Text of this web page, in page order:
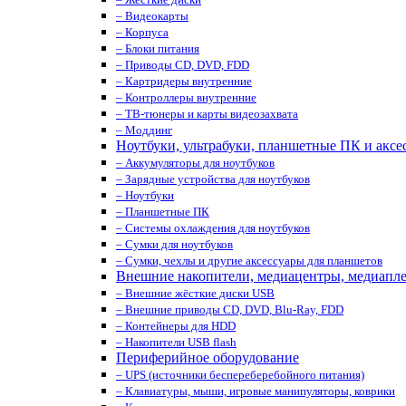
– Видеокарты
– Корпуса
– Блоки питания
– Приводы CD, DVD, FDD
– Картридеры внутренние
– Контроллеры внутренние
– ТВ-тюнеры и карты видеозахвата
– Моддинг
Ноутбуки, ультрабуки, планшетные ПК и
– Аккумуляторы для ноутбуков
– Зарядные устройства для ноутбуков
– Ноутбуки
– Планшетные ПК
– Системы охлаждения для ноутбуков
– Сумки для ноутбуков
– Сумки, чехлы и другие аксессуары для планшетов
Внешние накопители, медиацентры,
– Внешние жёсткие диски USB
– Внешние приводы CD, DVD, Blu-Ray, FDD
– Контейнеры для HDD
– Накопители USB flash
Периферийное оборудование
– UPS (источники беспереберебойного питания)
– Клавиатуры, мыши, игровые манипуляторы, коврики